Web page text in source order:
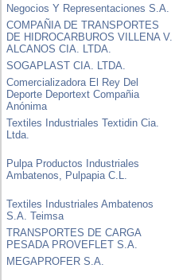
Negocios Y Representaciones S.A.
COMPAÑIA DE TRANSPORTES
DE HIDROCARBUROS VILLENA V.
ALCANOS CIA. LTDA.
SOGAPLAST CIA. LTDA.
Comercializadora El Rey Del
Deporte Deportext Compañia
Anónima
Textiles Industriales Textidin Cia.
Ltda.
Pulpa Productos Industriales
Ambatenos, Pulpapia C.L.
Textiles Industriales Ambatenos
S.A. Teimsa
TRANSPORTES DE CARGA
PESADA PROVEFLET S.A.
MEGAPROFER S.A.